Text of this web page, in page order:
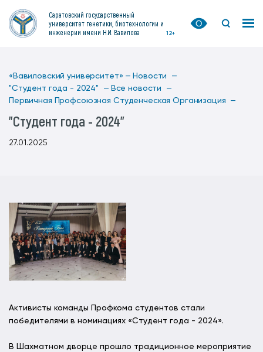
Саратовский государственный
университет генетики, биотехнологии и
инженерии имени Н.И. Вавилова
12+
«Вавиловский университет» — Новости —
"Студент года - 2024" — Все новости —
Первичная Профсоюзная Студенческая Организация —
"Студент года - 2024"
27.01.2025
Активисты команды Профкома студентов стали
победителями в номинациях «Студент года - 2024».
В Шахматном дворце прошло традиционное мероприятие